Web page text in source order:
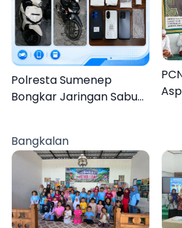
Polresta Sumenep
Bongkar Jaringan Sabu
Bangkalan